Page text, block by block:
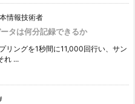
情報技術者
タは何分記録できるか
リングを1秒間に11,000回行い、サン
れ ...